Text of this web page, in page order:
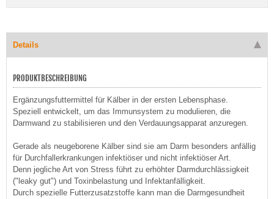
Details
PRODUKTBESCHREIBUNG
Ergänzungsfuttermittel für Kälber in der ersten Lebensphase.
Speziell entwickelt, um das Immunsystem zu modulieren, die
Darmwand zu stabilisieren und den Verdauungsapparat anzuregen.
Gerade als neugeborene Kälber sind sie am Darm besonders anfällig
für Durchfallerkrankungen infektiöser und nicht infektiöser Art.
Denn jegliche Art von Stress führt zu erhöhter Darmdurchlässigkeit
("leaky gut") und Toxinbelastung und Infektanfälligkeit.
Durch spezielle Futterzusatzstoffe kann man die Darmgesundheit